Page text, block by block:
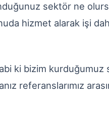
sektör ne
hizmet alarak işi
ki bizim
referanslarımız